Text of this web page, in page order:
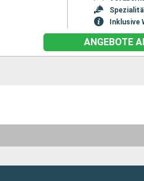
Inklusive
ANGEBOTE